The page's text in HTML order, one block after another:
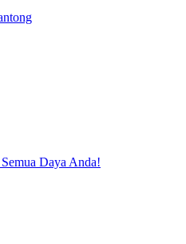
Daya Anda!